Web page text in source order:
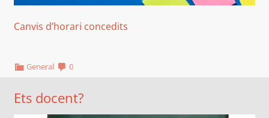
Canvis d’horari concedits
General 0
Ets docent?